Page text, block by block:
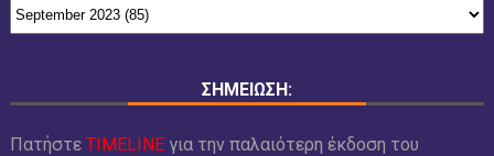
ΣΗΜΕΙΩΣΗ:
Πατήστε TIMELINEγια την παλαιότερη έκδοση του